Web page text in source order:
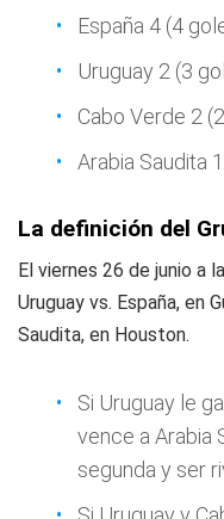
España 4 (4
Uruguay 2 (3
Cabo Verde 2
Arabia Saudita
La definición del
El viernes 26 de junio a
Uruguay vs. España, en
Saudita, en Houston.
Si Uruguay le
vence a Arabia
segunda y ser